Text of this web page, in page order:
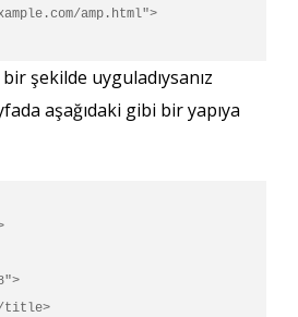
amp.html">
şekilde uyguladıysanız
aşağıdaki gibi bir yapıya
title>